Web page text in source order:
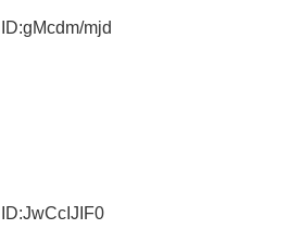
ID:gMcdm/mjd
ID:JwCcIJIF0